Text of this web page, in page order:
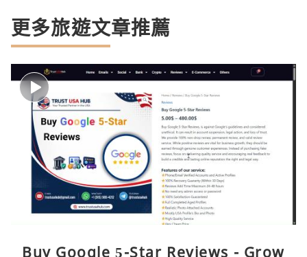
更多旅遊文章推薦
Buy Google 5-Star Reviews - Grow